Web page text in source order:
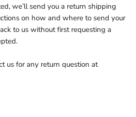
we’ll send you a return shipping
on how and where to send your
to us without first requesting a
us for any return question at